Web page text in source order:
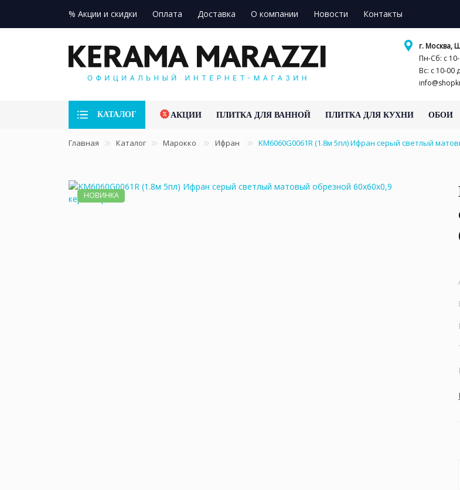
% Акции и скидки Оплата Доставка О компании Новости Контакты
г. Москва,
Пн-Сб: с
Вс: с 10-00
КАТАЛОГ АКЦИИ ПЛИТКА ДЛЯ ВАННОЙ ПЛИТКА ДЛЯ КУХНИ ОБОИ
Главная Каталог Марокко Ифран KM6060G0061R (1.8м 5пл) Ифран серый светлый
НОВИНКА